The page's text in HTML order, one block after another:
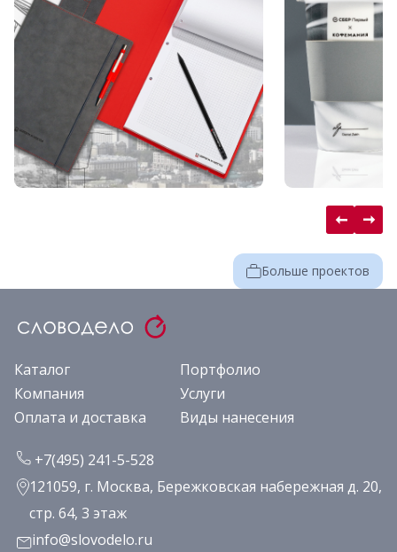
Больше проектов
Каталог
Портфолио
Компания
Услуги
Оплата и доставка
Виды нанесения
+7(495) 241-5-528
121059, г. Москва, Бережковская набережная д. 20,
стр. 64, 3 этаж
info@slovodelo.ru